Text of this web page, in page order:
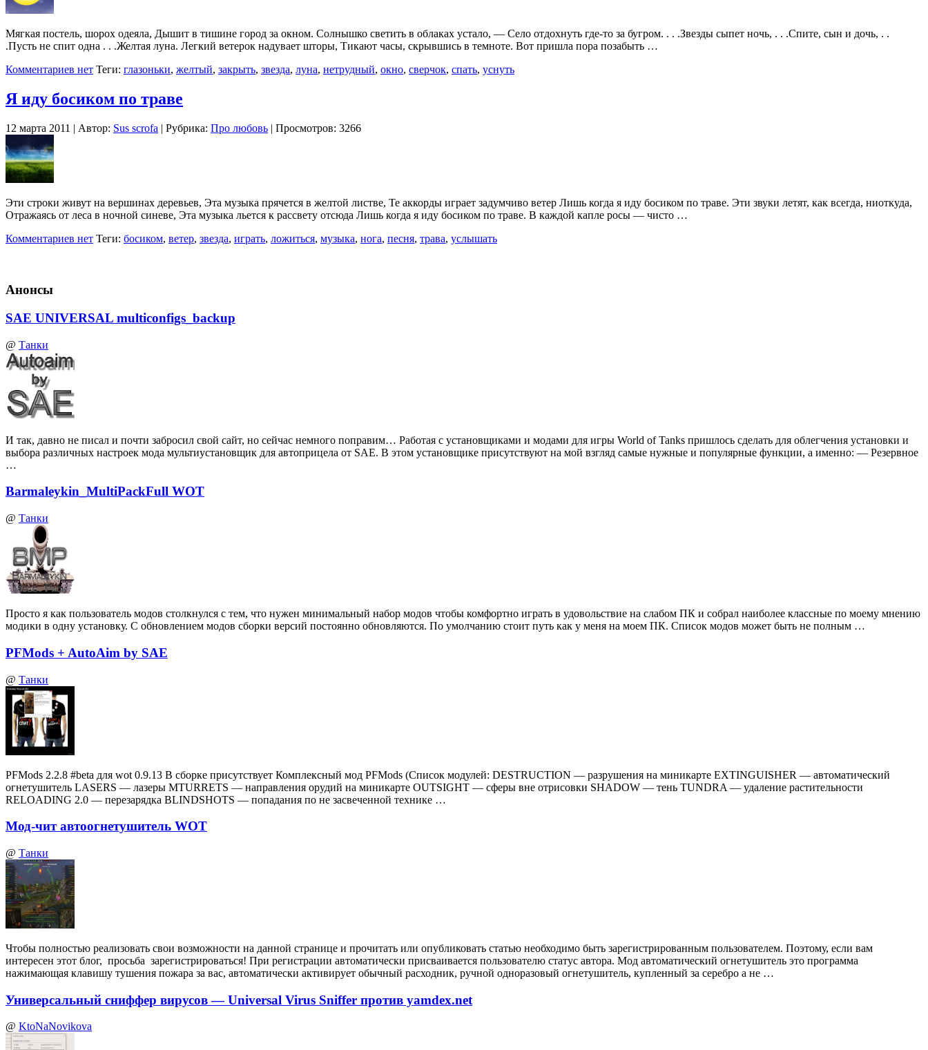
Мягкая постель, шорох одеяла, Дышит в тишине город за окном. Солнышко светить в облаках устало, — Село отдохнуть где-то за бугром. . . .Звезды сыпет ночь, . . .Спите, сын и дочь, . .
.Пусть не спит одна . . .Желтая луна. Легкий ветерок надувает шторы, Тикают часы, скрывшись в темноте. Вот пришла пора позабыть …
Комментариев нет Теги: глазоньки, желтый, закрыть, звезда, луна, нетрудный, окно, сверчок, спать, уснуть
Я иду босиком по траве
12 марта 2011 | Автор: Sus scrofa | Рубрика: Про любовь | Просмотров: 3266
Эти строки живут на вершинах деревьев, Эта музыка прячется в желтой листве, Те аккорды играет задумчиво ветер Лишь когда я иду босиком по траве. Эти звуки летят, как всегда, ниоткуда,
Отражаясь от леса в ночной синеве, Эта музыка льется к рассвету отсюда Лишь когда я иду босиком по траве. В каждой капле росы — чисто …
Комментариев нет Теги: босиком, ветер, звезда, играть, ложиться, музыка, нога, песня, трава, услышать
Анонсы
SAE UNIVERSAL multiconfigs_backup
@ Танки
И так, давно не писал и почти забросил свой сайт, но сейчас немного поправим… Работая с установщиками и модами для игры World of Tanks пришлось сделать для облегчения установки и
выбора различных настроек мода мультиустановщик для автоприцела от SAE. В этом установщике присутствуют на мой взгляд самые нужные и популярные функции, а именно: — Резервное
…
Barmaleykin_MultiPackFull WOT
@ Танки
Просто я как пользователь модов столкнулся с тем, что нужен минимальный набор модов чтобы комфортно играть в удовольствие на слабом ПК и собрал наиболее классные по моему мнению
модики в одну установку. С обновлением модов сборки версий постоянно обновляются. По умолчанию стоит путь как у меня на моем ПК. Список модов может быть не полным …
PFMods + AutoAim by SAE
@ Танки
PFMods 2.2.8 #beta для wot 0.9.13 В сборке присутствует Комплексный мод PFMods (Список модулей: DESTRUCTION — разрушения на миникарте EXTINGUISHER — автоматический
огнетушитель LASERS — лазеры MTURRETS — направления орудий на миникарте OUTSIGHT — сферы вне отрисовки SHADOW — тень TUNDRA — удаление растительности
RELOADING 2.0 — перезарядка BLINDSHOTS — попадания по не засвеченной технике …
Мод-чит автоогнетушитель WOT
@ Танки
Чтобы полностью реализовать свои возможности на данной странице и прочитать или опубликовать статью необходимо быть зарегистрированным пользователем. Поэтому, если вам
интересен этот блог, просьба зарегистрироваться! При регистрации автоматически присваивается пользователю статус автора. Мод автоматический огнетушитель это программа
нажимающая клавишу тушения пожара за вас, автоматически активирует обычный расходник, ручной одноразовый огнетушитель, купленный за серебро а не …
Универсальный сниффер вирусов — Universal Virus Sniffer против yamdex.net
@ KtoNaNovikova